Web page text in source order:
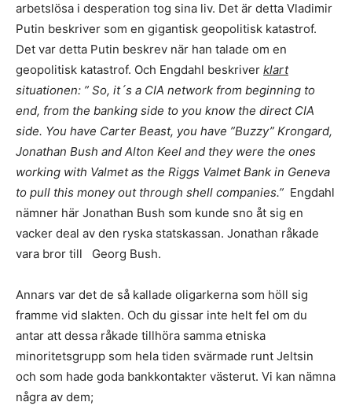
arbetslösa i desperation tog sina liv. Det är detta Vladimir
Putin beskriver som en gigantisk geopolitisk katastrof.
Det var detta Putin beskrev när han talade om en
geopolitisk katastrof. Och Engdahl beskriver klart
situationen: ” So, it´s a CIA network from beginning to
end, from the banking side to you know the direct CIA
side. You have Carter Beast, you have ”Buzzy” Krongard,
Jonathan Bush and Alton Keel and they were the ones
working with Valmet as the Riggs Valmet Bank in Geneva
to pull this money out through shell companies.” Engdahl
nämner här Jonathan Bush som kunde sno åt sig en
vacker deal av den ryska statskassan. Jonathan råkade
vara bror till Georg Bush.
Annars var det de så kallade oligarkerna som höll sig
framme vid slakten. Och du gissar inte helt fel om du
antar att dessa råkade tillhöra samma etniska
minoritetsgrupp som hela tiden svärmade runt Jeltsin
och som hade goda bankkontakter västerut. Vi kan nämna
några av dem;